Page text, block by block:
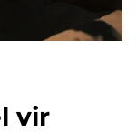
vir